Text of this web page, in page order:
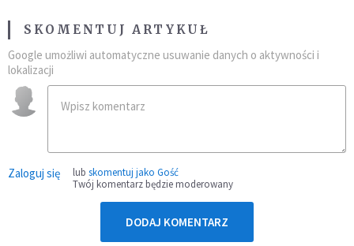
SKOMENTUJ ARTYKUŁ
Google umożliwi automatyczne usuwanie danych o aktywności i
lokalizacji
Zaloguj się lub skomentuj jako Gość
Twój komentarz będzie moderowany
DODAJ KOMENTARZ